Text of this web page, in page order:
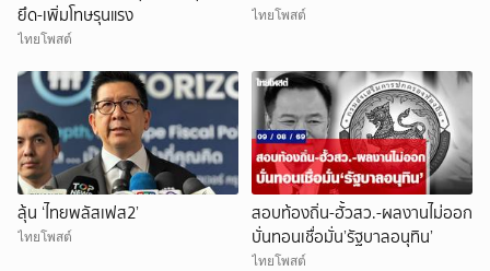
ยึด-เพิ่มโทษรุนแรง
ไทยโพสต์
ไทยโพสต์
ลุ้น ‘ไทยพลัสเฟส2’
ไทยโพสต์
สอบท้องถิ่น-ฮั้วสว.-ผลงานไม่ออก
บั่นทอนเชื่อมั่น’รัฐบาลอนุทิน’
ไทยโพสต์